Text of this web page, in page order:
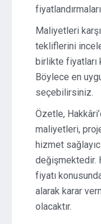
Maliyetleri
tekliflerini
birlikte fiyatları
Böylece en
seçebilirsiniz.
Özetle,
maliyetleri,
hizmet
değişmektedir.
fiyatı
alarak karar
olacaktır.